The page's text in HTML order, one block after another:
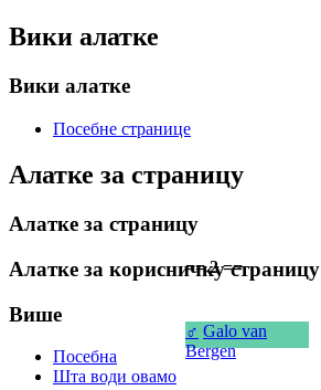
== 2 ==
♂ Galo van
Bergen
Вики алатке
Вики алатке
Посебне странице
Алатке за страницу
Алатке за страницу
Алатке за корисничку страницу
Више
Посебна
Шта води овамо